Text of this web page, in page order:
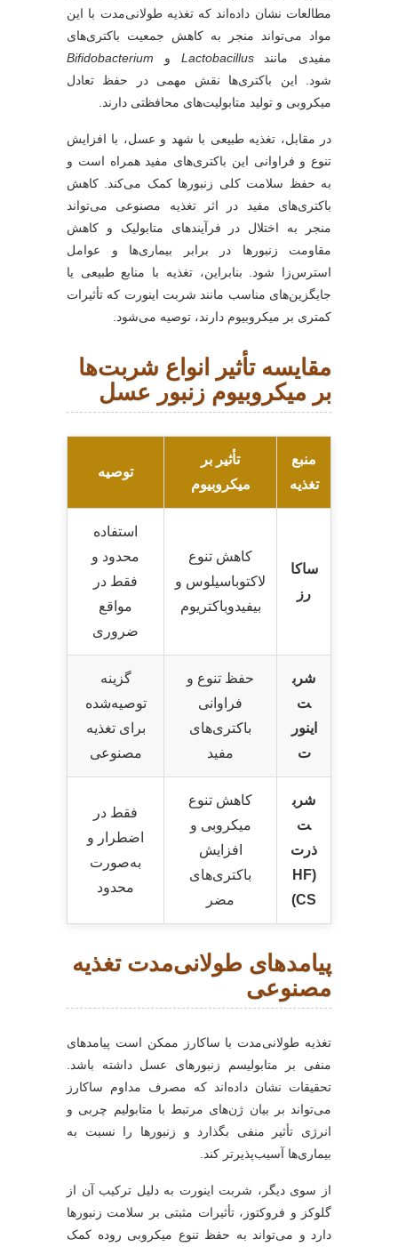
مطالعات نشان داده‌اند که تغذیه طولانی‌مدت با این
مواد می‌تواند منجر به کاهش جمعیت باکتری‌های
مفیدی مانندLactobacillus و Bifidobacterium
شود. این باکتری‌ها نقش مهمی در حفظ تعادل
میکروبی و تولید متابولیت‌های محافظتی دارند.
در مقابل، تغذیه طبیعی با شهد و عسل، با افزایش
تنوع و فراوانی این باکتری‌های مفید همراه است و
به حفظ سلامت کلی زنبورها کمک می‌کند. کاهش
باکتری‌های مفید در اثر تغذیه مصنوعی می‌تواند
منجر به اختلال در فرآیندهای متابولیک و کاهش
مقاومت زنبورها در برابر بیماری‌ها و عوامل
استرس‌زا شود. بنابراین، تغذیه با منابع طبیعی یا
جایگزین‌های مناسب مانند شربت اینورت که تأثیرات
کمتری بر میکروبیوم دارند، توصیه می‌شود.
مقایسه تأثیر انواع شربت‌ها
بر میکروبیوم زنبور عسل
منبع
تغذیه
تأثیر بر
میکروبیوم
توصیه
ساکا
رز
کاهش تنوع
لاکتوباسیلوس و
بیفیدوباکتریوم
استفاده
محدود و
فقط در
مواقع
ضروری
شرب
ت
اینور
ت
حفظ تنوع و
فراوانی
باکتری‌های
مفید
گزینه
توصیه‌شده
برای تغذیه
مصنوعی
شرب
ت
ذرت
(HF
CS)
کاهش تنوع
میکروبی و
افزایش
باکتری‌های
مضر
فقط در
اضطرار و
به‌صورت
محدود
پیامدهای طولانی‌مدت تغذیه
مصنوعی
تغذیه طولانی‌مدت با ساکارز ممکن است پیامدهای
منفی بر متابولیسم زنبورهای عسل داشته باشد.
تحقیقات نشان داده‌اند که مصرف مداوم ساکارز
می‌تواند بر بیان ژن‌های مرتبط با متابولیم چربی و
انرژی تأثیر منفی بگذارد و زنبورها را نسبت به
بیماری‌ها آسیب‌پذیرتر کند.
از سوی دیگر، شربت اینورت به دلیل ترکیب آن از
گلوکز و فروکتوز، تأثیرات مثبتی بر سلامت زنبورها
دارد و می‌تواند به حفظ تنوع میکروبی روده کمک